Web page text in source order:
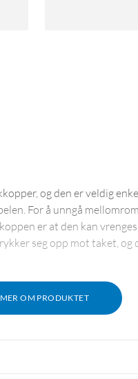
MER OM PRODUKTET
og den er veldig
For å unngå
er at den kan
seg opp mot taket,